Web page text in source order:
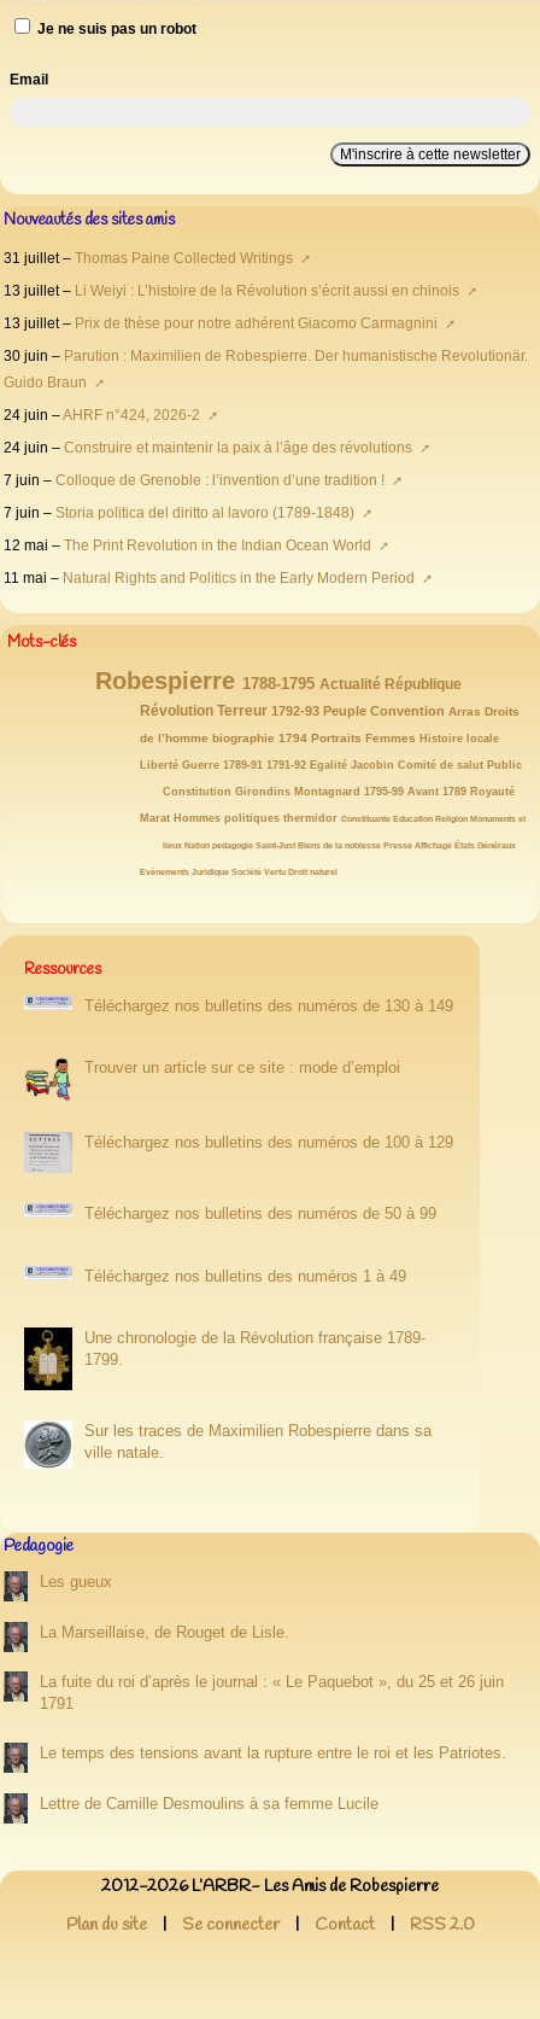
Je ne suis pas un robot
Email
Nouveautés des sites amis
31 juillet – Thomas Paine Collected Writings
13 juillet – Li Weiyi : L’histoire de la Révolution s’écrit aussi en chinois
13 juillet – Prix de thèse pour notre adhérent Giacomo Carmagnini
30 juin – Parution : Maximilien de Robespierre. Der humanistische Revolutionär.
Guido Braun
24 juin –AHRF n°424, 2026-2
24 juin – Construire et maintenir la paix à l’âge des révolutions
7 juin – Colloque de Grenoble : l’invention d’une tradition !
7 juin – Storia politica del diritto al lavoro (1789-1848)
12 mai – The Print Revolution in the Indian Ocean World
11 mai – Natural Rights and Politics in the Early Modern Period
Mots-clés
Robespierre 1788-1795Actualité
72/146 République
65/146
RévolutionTerreur1792-93 PeupleConvention
47/146 Arras
43/146
Droits
de l’homme biographie1794 Portraits
32/146 Femmes
31/146 Histoire locale
29/146
LibertéGuerre1789-911791-92
21/146 Egalité
21/146 Jacobin
21/146 Comité de salut Public
Constitution Girondins Montagnard 1795-99
18/146 Avant 1789
18/146 Royauté
18/146
Marat Hommes politiquesthermidorConstituante
14/146 Education
14/146 Religion
13/146 Monuments et
lieux Nation pedagogie Saint-Just Biens de la noblesse Presse
11/146 Affichage
10/146 États Généraux
EvènementsJuridiqueSociété
10/146 Vertu
9/146 Droit naturel
8/146
Ressources
Téléchargez nos bulletins des numéros de 130 à 149
Trouver un article sur ce site : mode d’emploi
Téléchargez nos bulletins des numéros de 100 à 129
Téléchargez nos bulletins des numéros de 50 à 99
Téléchargez nos bulletins des numéros 1 à 49
Une chronologie de la Révolution française 1789-
1799.
Sur les traces de Maximilien Robespierre dans sa
ville natale.
Pedagogie
Les gueux
La Marseillaise, de Rouget de Lisle.
La fuite du roi d’après le journal : « Le Paquebot », du 25 et 26 juin
1791
Le temps des tensions avant la rupture entre le roi et les Patriotes.
Lettre de Camille Desmoulins à sa femme Lucile
2012-2026 L’ARBR- Les Amis de Robespierre
Plan du site
| Se connecter | Contact | RSS 2.0